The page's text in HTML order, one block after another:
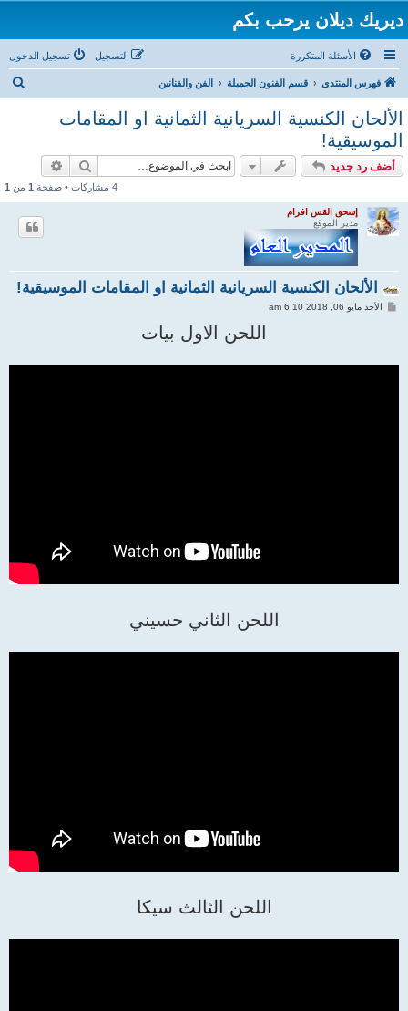
ديريك ديلان يرحب بكم
الأسئلة المتكررة تسجيل الدخول التسجيل
فهرس المنتدى قسم الفنون الجميلة الفن والفنانين
الألحان الكنسية السريانية الثمانية او المقامات
الموسيقية!
أضف رد جديد بحث
4 مشاركات • صفحة 1 من 1
إسحق القس افرام
مدير الموقع
الألحان الكنسية السريانية الثمانية او المقامات الموسيقية!
الأحد مايو 06, 2018 6:10 am
اللحن الاول بيات
اللحن الثاني حسيني
اللحن الثالث سيكا